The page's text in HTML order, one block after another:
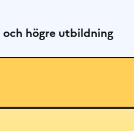
och högre utbildning